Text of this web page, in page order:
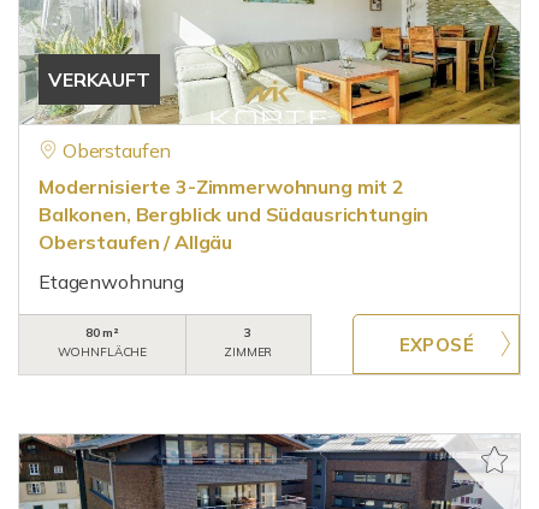
VERKAUFT
Oberstaufen
Modernisierte 3-Zimmerwohnung mit 2
Balkonen, Bergblick und Südausrichtungin
Oberstaufen / Allgäu
Etagenwohnung
80 m²
WOHNFLÄCHE
3
ZIMMER